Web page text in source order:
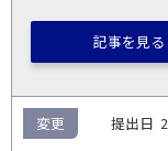
記事を見る
変更